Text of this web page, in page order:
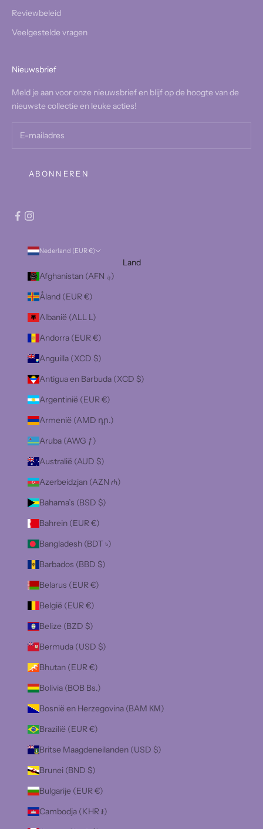
Reviewbeleid
Veelgestelde vragen
Nieuwsbrief
Meld je aan voor onze nieuwsbrief en blijf op de hoogte van de
nieuwste collectie en leuke acties!
ABONNEREN
Nederland (EUR €)
Land
Afghanistan (AFN ؋)
Åland (EUR €)
Albanië (ALL L)
Andorra (EUR €)
Anguilla (XCD $)
Antigua en Barbuda (XCD $)
Argentinië (EUR €)
Armenië (AMD դր.)
Aruba (AWG ƒ)
Australië (AUD $)
Azerbeidzjan (AZN ₼)
Bahama’s (BSD $)
Bahrein (EUR €)
Bangladesh (BDT ৳)
Barbados (BBD $)
Belarus (EUR €)
België (EUR €)
Belize (BZD $)
Bermuda (USD $)
Bhutan (EUR €)
Bolivia (BOB Bs.)
Bosnië en Herzegovina (BAM КМ)
Brazilië (EUR €)
Britse Maagdeneilanden (USD $)
Brunei (BND $)
Bulgarije (EUR €)
Cambodja (KHR ៛)